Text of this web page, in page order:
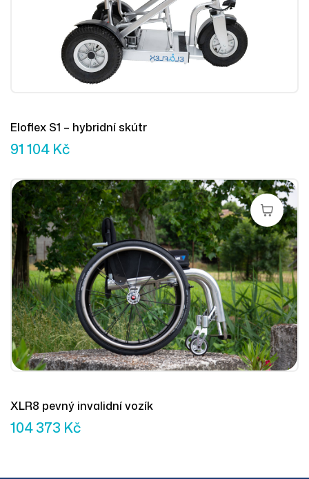
Eloflex S1 – hybridní skútr
91 104 Kč
Přidat Do
XLR8 pevný invalidní vozík
104 373 Kč